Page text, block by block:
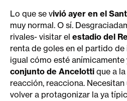
Lo que se vivió ayer en el
muy normal. O sí.
rivales- visitar el estadio del
renta de goles en el partido
igual cómo esté
conjunto de Ancelotti que a
reacción, reacciona.
volver a protagonizar la ya